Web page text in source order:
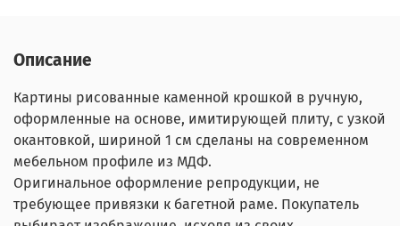
Описание
Картины рисованные каменной крошкой в ручную,
оформленные на основе, имитирующей плиту, с узкой
окантовкой, шириной 1 см сделаны на современном
мебельном профиле из МДФ.
Оригинальное оформление репродукции, не
требующее привязки к багетной раме. Покупатель